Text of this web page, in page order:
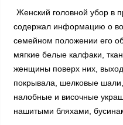
Женский головной убор в
содержал информацию о
семейном положении его
мягкие белые калфаки,
женщины поверх них,
покрывала, шелковые
налобные и височные
нашитыми бляхами,